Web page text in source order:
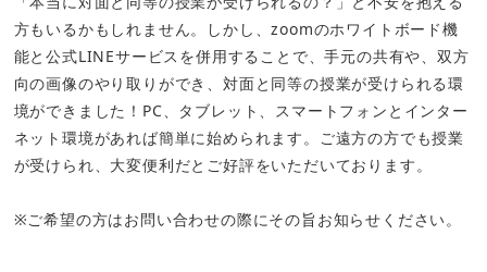
方もいるかもしれません。しかし、zoomのホワイトボード機
能と公式LINEサービスを併用することで、手元の共有や、双方
向の画像のやり取りができ、対面と同等の授業が受けられる環
境ができました！PC、タブレット、スマートフォンとインター
ネット環境があれば簡単に始められます。ご遠方の方でも授業
が受けられ、大変便利だとご好評をいただいております。
※ご希望の方はお問い合わせの際にその旨お知らせください。